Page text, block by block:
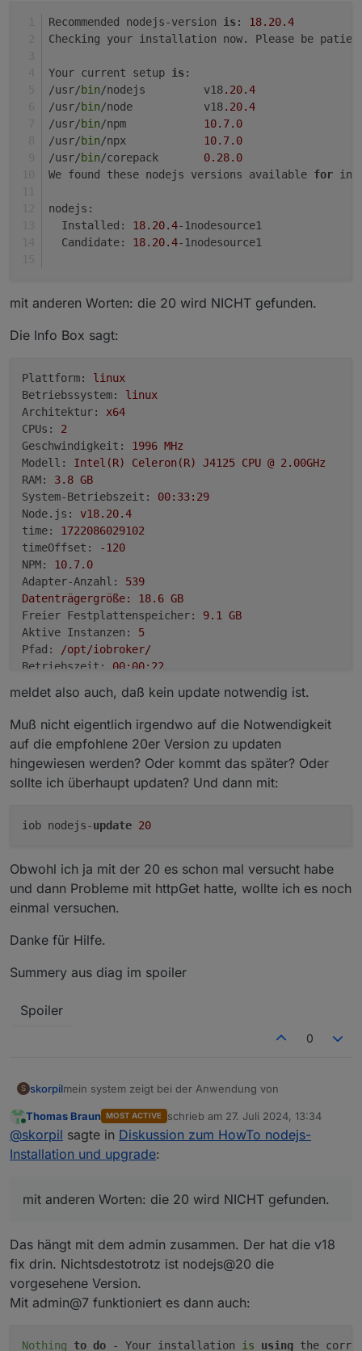
Objects:
0
Size of iob-Database:
K    /opt/iobroker/iobroker-data/states.json
=================== END OF
node: /usr/lib/arm-linux-gnueabihf/
/usr/bin/node
node: /usr/lib/arm-linux-gnueabihf/
/usr/bin/npm
node: /usr/lib/arm-linux-gnueabihf/
node: /usr/lib/arm-linux-gnueabihf/
/usr/bin/npx
node: /usr/lib/arm-linux-gnueabihf/
node: /usr/lib/arm-linux-gnueabihf/
/usr/bin/corepack
Recommended versions are nodejs  and npm
Your nodejs installation is correct
Mem:           923M         50M
Total:         1.0G         53M        211M
node: /usr/lib/arm-linux-gnueabihf/
node: /usr/lib/arm-linux-gnueabihf/
node: /usr/lib/arm-linux-gnueabihf/
                        admin
node: /usr/lib/arm-linux-gnueabihf/
ioBroker Status:
Status admin and web instance:
Objects:                0
States:                 0
Size of iob-Database:
1.3M    /opt/iobroker/iobroker-data/
1.3M    /opt/iobroker/iobroker-data/
148K    /opt/iobroker/iobroker-data/
148K    /opt/iobroker/iobroker-data/
Recommended nodejs-version is : 18.20.4
Checking your installation now. Please be
Your current setup is :
/usr/bin/nodejs         v18.20.4
/usr/bin/node           v18.20.4
/usr/bin/npm 10.7.0
/usr/bin/npx 10.7.0
/usr/bin/corepack 0.28.0
We found these nodejs versions available for
nodejs:
  Installed:
18.20.4-1nodesource1
  Candidate:
18.20.4-1nodesource1
mit anderen Worten: die 20 wird NICHT gefunden.
Die Info Box sagt:
Plattform:
linux
Betriebssystem:
linux
Architektur:
x64
CPUs:
2
Geschwindigkeit:
1996 MHz
Modell:
Intel(R) Celeron(R) J4125 CPU @ 2. 00GHz
RAM:
3.8 GB
System-Betriebszeit:
00:33:29
Node.js:
v18.20.4
time:
1722086029102
timeOffset:
-120
NPM:
10.7.0
Adapter-Anzahl:
539
Datenträgergröße:
18.6 GB
Freier Festplattenspeicher:
9.1
GB
Aktive Instanzen:
5
Pfad:
/opt/iobroker/
Betriebszeit:
00:00:22
meldet also auch, daß kein update notwendig ist.
Muß nicht eigentlich irgendwo auf die Notwendigkeit
auf die empfohlene 20er Version zu updaten
hingewiesen werden? Oder kommt das später? Oder
sollte ich überhaupt updaten? Und dann mit:
iob nodejs-update 20
Obwohl ich ja mit der 20 es schon mal versucht habe
und dann Probleme mit httpGet hatte, wollte ich es noch
einmal versuchen.
Danke für Hilfe.
Summery aus diag im spoiler
Spoiler
0
S skorpilmein system zeigt bei der Anwendung von
folgendes an:
Checking your installation now. Please be
/usr/bin/nodejs         v18.20.4
/usr/bin/node           v18.20.4
/usr/bin/npm            10.7.0
/usr/bin/npx            10.7.0
/usr/bin/corepack       0.28.0
nodejs:
mit anderen Worten: die 20 wird NICHT gefunden.
Die Info Box sagt:
Plattform: linux
Betriebssystem: linux
Architektur: x64
Modell: Intel(R) Celeron(R) J4125 CPU @
meldet also auch, daß kein update notwendig ist.
auf die empfohlene 20er Version zu updaten
Online
Thomas Braun MOST ACTIVE schrieb am 27. Juli 2024, 13:34
zuletzt editiert von
@skorpil sagte in Diskussion zum HowTo nodejs-
Installation und upgrade:
mit anderen Worten: die 20 wird NICHT gefunden.
Das hängt mit dem admin zusammen. Der hat die v18
fix drin. Nichtsdestotrotz ist nodejs@20 die
vorgesehene Version.
Mit admin@7 funktioniert es dann auch:
Nothing to do - Your installation is using the